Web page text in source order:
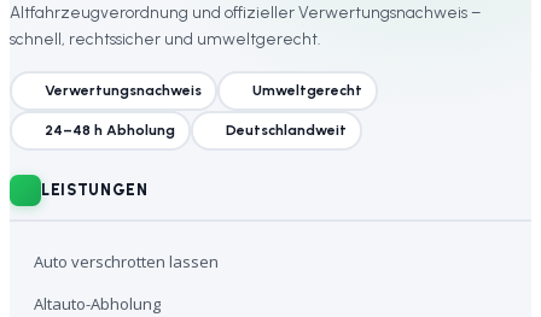
Altfahrzeugverordnung und offizieller Verwertungsnachweis –
schnell, rechtssicher und umweltgerecht.
Verwertungsnachweis Umweltgerecht
24–48 h Abholung Deutschlandweit
LEISTUNGEN
Auto verschrotten lassen
Altauto-Abholung